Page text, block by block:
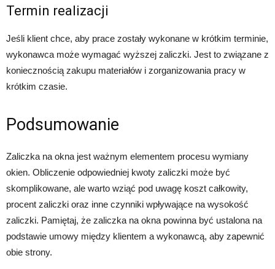
Termin realizacji
Jeśli klient chce, aby prace zostały wykonane w krótkim terminie,
wykonawca może wymagać wyższej zaliczki. Jest to związane z
koniecznością zakupu materiałów i zorganizowania pracy w
krótkim czasie.
Podsumowanie
Zaliczka na okna jest ważnym elementem procesu wymiany
okien. Obliczenie odpowiedniej kwoty zaliczki może być
skomplikowane, ale warto wziąć pod uwagę koszt całkowity,
procent zaliczki oraz inne czynniki wpływające na wysokość
zaliczki. Pamiętaj, że zaliczka na okna powinna być ustalona na
podstawie umowy między klientem a wykonawcą, aby zapewnić
obie strony.